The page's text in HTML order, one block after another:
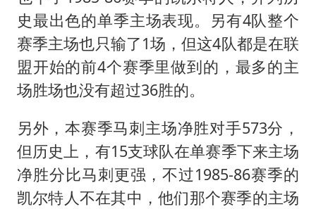
5万小车卖不动 微型代步车集体遇冷
“皋”在低处
从科技创新看开局起步的时与势
史最出色的单季主场表现。另有4队整个
赛季主场也只输了1场，但这4队都是在联
盟开始的前4个赛季里做到的，最多的主
场胜场也没有超过36胜的。
另外，本赛季马刺主场净胜对手573分，
但历史上，有15支球队在单赛季下来主场
净胜分比马刺更强，不过1985-86赛季的
凯尔特人不在其中，他们那个赛季的主场